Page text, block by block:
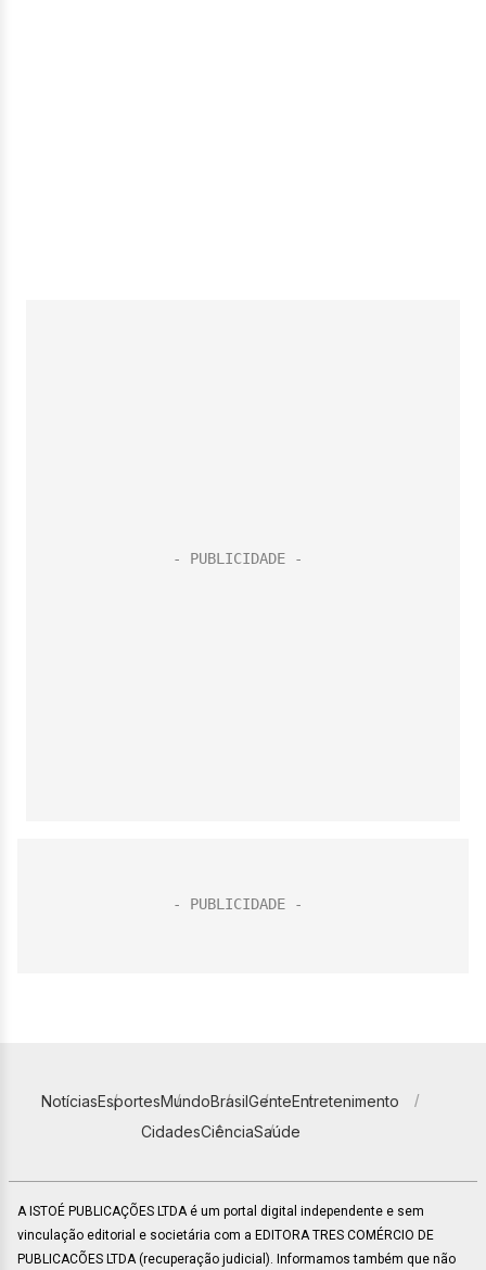
NotíciasEsportesMundoBrasilGenteEntretenimento
CidadesCiênciaSaúde
A ISTOÉ PUBLICAÇÕES LTDA é um portal digital independente e sem
vinculação editorial e societária com a EDITORA TRES COMÉRCIO DE
PUBLICACÕES LTDA (recuperação judicial). Informamos também que não